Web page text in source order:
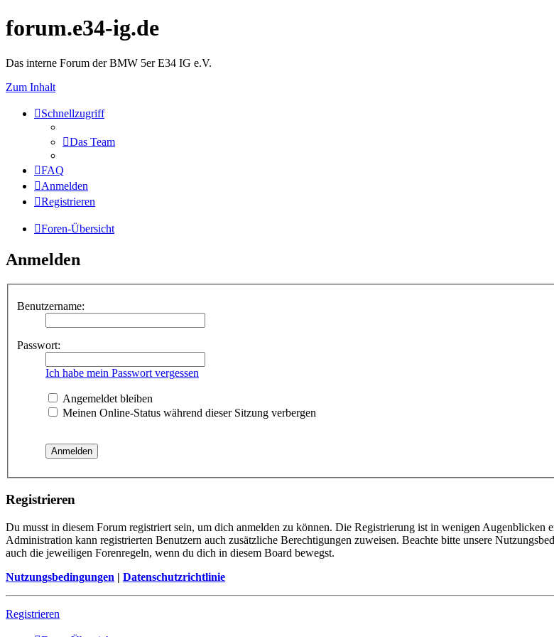
forum.e34-ig.de
Das interne Forum der BMW 5er E34 IG e.V.
Zum Inhalt
Schnellzugriff
Das Team
FAQ
Anmelden
Registrieren
Foren-Übersicht
Anmelden
Benutzername:
Passwort:
Ich habe mein Passwort vergessen
Angemeldet bleiben
Meinen Online-Status während dieser Sitzung verbergen
Registrieren
Du musst in diesem Forum registriert sein, um dich anmelden zu können. Die Registrierung ist in wenigen
Administration kann registrierten Benutzern auch zusätzliche Berechtigungen zuweisen. Beachte bitte unsere
auch die jeweiligen Forenregeln, wenn du dich in diesem Board bewegst.
Nutzungsbedingungen | Datenschutzrichtlinie
Registrieren